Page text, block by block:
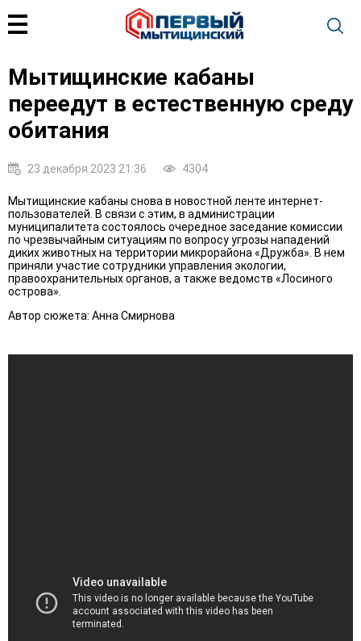
Мытищинские кабаны
переедут в естественную среду
обитания
23 декабря 2023 21:36 4304
Мытищинские кабаны снова в новостной ленте интернет-
пользователей. В связи с этим, в администрации
муниципалитета состоялось очередное заседание комиссии
по чрезвычайным ситуациям по вопросу угрозы нападений
диких животных на территории микрорайона «Дружба». В нем
приняли участие сотрудники управления экологии,
правоохранительных органов, а также ведомств «Лосиного
острова».
Автор сюжета: Анна Смирнова